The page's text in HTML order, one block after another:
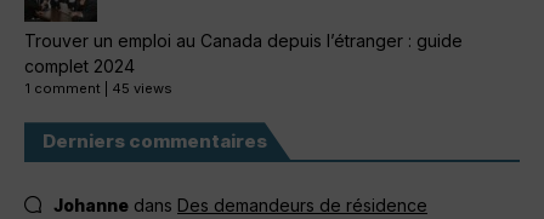
Trouver un emploi au Canada depuis l’étranger : guide
complet 2024
1 comment 45 views
Derniers commentaires
Johanne dans Des demandeurs de résidence